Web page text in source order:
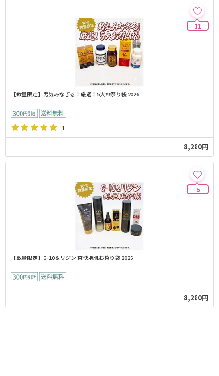
11
【数量限定】男気みなぎる！厳選！5大お祭り袋 2026
1
8,280円
6
【数量限定】G-10＆リジン 爽快地肌お祭り袋 2026
8,280円